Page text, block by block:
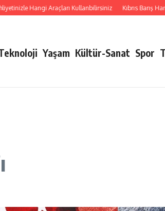
Hangi Araçları Kullanbilirsiniz Kıbrıs Barış
Yaşam Kültür-Sanat Spor